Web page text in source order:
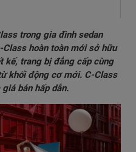
trong gia đình sedan
hoàn toàn mới sở hữu
kế, trang bị đẳng cấp cùng
khối động cơ mới. C-Class
bán hấp dẫn.